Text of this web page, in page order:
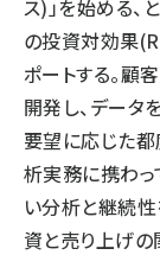
ス)」を始める
の投資対効果
ポートする。顧
開発し、データ
要望に応じた
析実務に携わ
い分析と継続
資と売り上げ